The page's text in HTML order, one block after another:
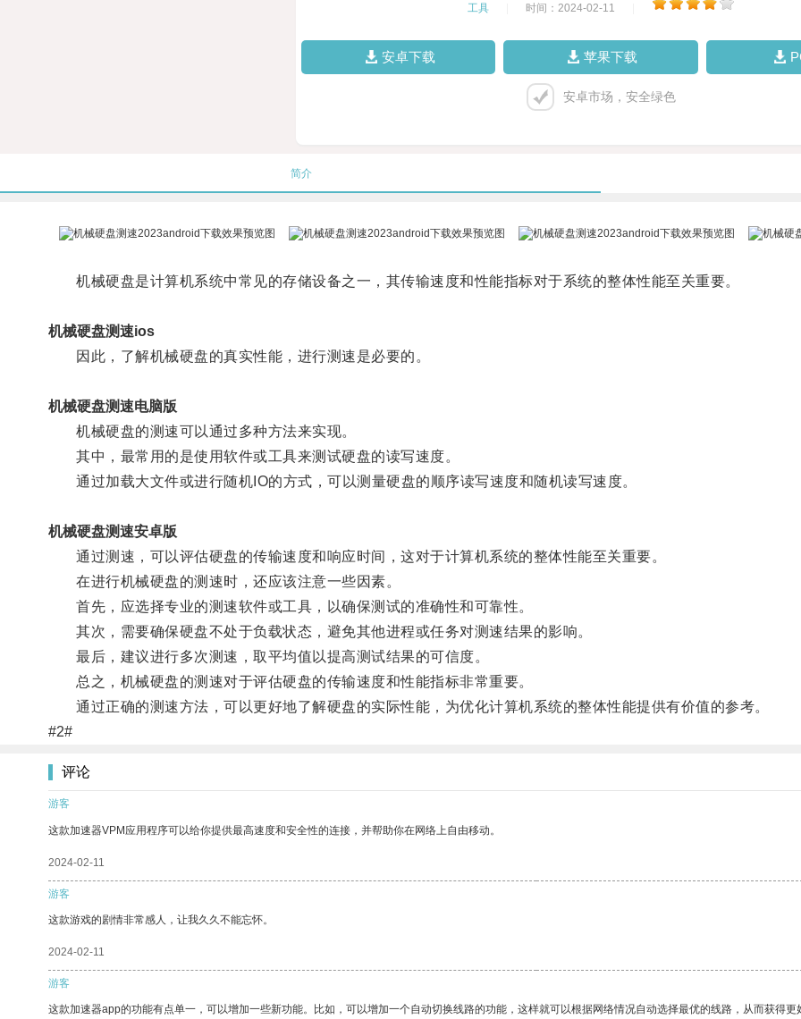
工具 时间：2024-02-11
安卓下载 苹果下载
安卓市场，安全绿色
简介
机械硬盘是计算机系统中常见的存储设备之一，其传输速度和性能指标对于系统的整体性能至关重要。
机械硬盘测速ios
因此，了解机械硬盘的真实性能，进行测速是必要的。
机械硬盘测速电脑版
机械硬盘的测速可以通过多种方法来实现。
其中，最常用的是使用软件或工具来测试硬盘的读写速度。
通过加载大文件或进行随机IO的方式，可以测量硬盘的顺序读写速度和随机读写速度。
机械硬盘测速安卓版
通过测速，可以评估硬盘的传输速度和响应时间，这对于计算机系统的整体性能至关重要。
在进行机械硬盘的测速时，还应该注意一些因素。
首先，应选择专业的测速软件或工具，以确保测试的准确性和可靠性。
其次，需要确保硬盘不处于负载状态，避免其他进程或任务对测速结果的影响。
最后，建议进行多次测速，取平均值以提高测试结果的可信度。
总之，机械硬盘的测速对于评估硬盘的传输速度和性能指标非常重要。
通过正确的测速方法，可以更好地了解硬盘的实际性能，为优化计算机系统的整体性能提供有价值的参考。
#2#
评论
游客
这款加速器VPM应用程序可以给你提供最高速度和安全性的连接，并帮助你在网络上自由移动。
2024-02-11
游客
这款游戏的剧情非常感人，让我久久不能忘怀。
2024-02-11
游客
这款加速器app的功能有点单一，可以增加一些新功能。比如，可以增加一个自动切换线路的功能，这样就可以根据网络情况自动选择最优的线路，从而获得更